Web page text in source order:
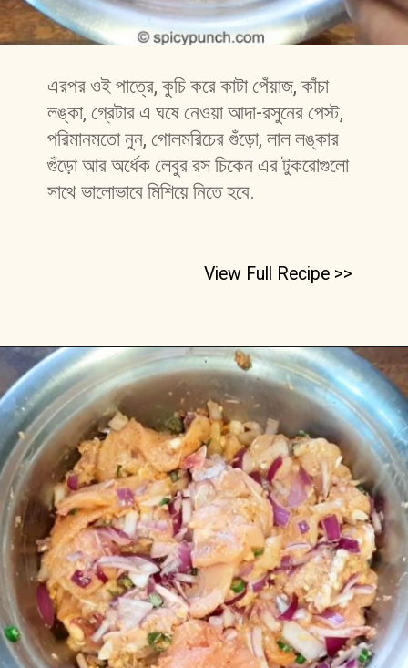
এরপর ওই পাত্রে, কুচি করে কাটা পেঁয়াজ, কাঁচা
লঙ্কা, গ্রেটার এ ঘষে নেওয়া আদা-রসুনের পেস্ট,
পরিমানমতো নুন, গোলমরিচের গুঁড়ো, লাল লঙ্কার
গুঁড়ো আর অর্ধেক লেবুর রস চিকেন এর টুকরোগুলো
সাথে ভালোভাবে মিশিয়ে নিতে হবে.
View Full Recipe >>